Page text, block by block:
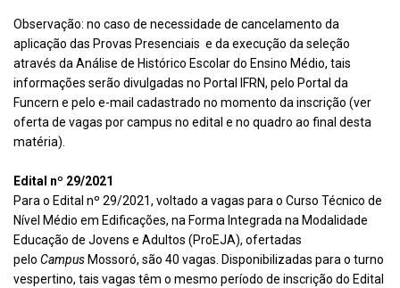
Observação: no caso de necessidade de cancelamento da
aplicação das Provas Presenciais e da execução da seleção
através da Análise de Histórico Escolar do Ensino Médio, tais
informações serão divulgadas no Portal IFRN, pelo Portal da
Funcern e pelo e-mail cadastrado no momento da inscrição (ver
oferta de vagas por campus no edital e no quadro ao final desta
matéria).
Edital nº 29/2021
Para o Edital nº 29/2021, voltado a vagas para o Curso Técnico de
Nível Médio em Edificações, na Forma Integrada na Modalidade
Educação de Jovens e Adultos (ProEJA), ofertadas
pelo CampusMossoró, são 40 vagas. Disponibilizadas para o turno
vespertino, tais vagas têm o mesmo período de inscrição do Edital